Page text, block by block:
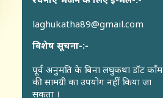
laghukatha89@gmail.com
विशेष सूचना-:-
पूर्व अनुमति के बिना लघुकथा डॉट कॉंम
की सामग्री का उपयोग नहीं किया जा
सकता ।